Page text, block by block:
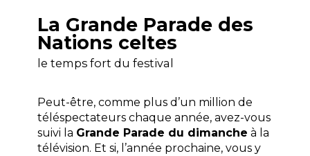
La Grande Parade des
Nations celtes
le temps fort du festival
Peut-être, comme plus d’un million de
téléspectateurs chaque année, avez-vous
suivi la Grande Parade du dimanche à la
télévision. Et si, l’année prochaine, vous y